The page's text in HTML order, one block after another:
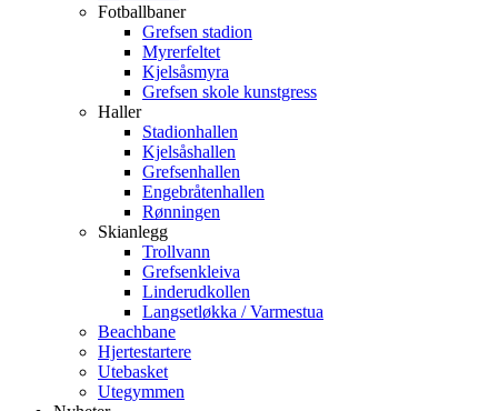
Fotballbaner
Grefsen stadion
Myrerfeltet
Kjelsåsmyra
Grefsen skole kunstgress
Haller
Stadionhallen
Kjelsåshallen
Grefsenhallen
Engebråtenhallen
Rønningen
Skianlegg
Trollvann
Grefsenkleiva
Linderudkollen
Langsetløkka / Varmestua
Beachbane
Hjertestartere
Utebasket
Utegymmen